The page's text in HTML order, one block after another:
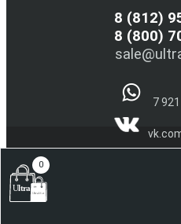
8 (812)
8 (800)
7
(С) 2005-2026 Интернет
0